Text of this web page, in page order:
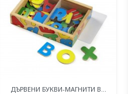
ДЪРВЕНИ БУКВИ-МАГНИТИ В...